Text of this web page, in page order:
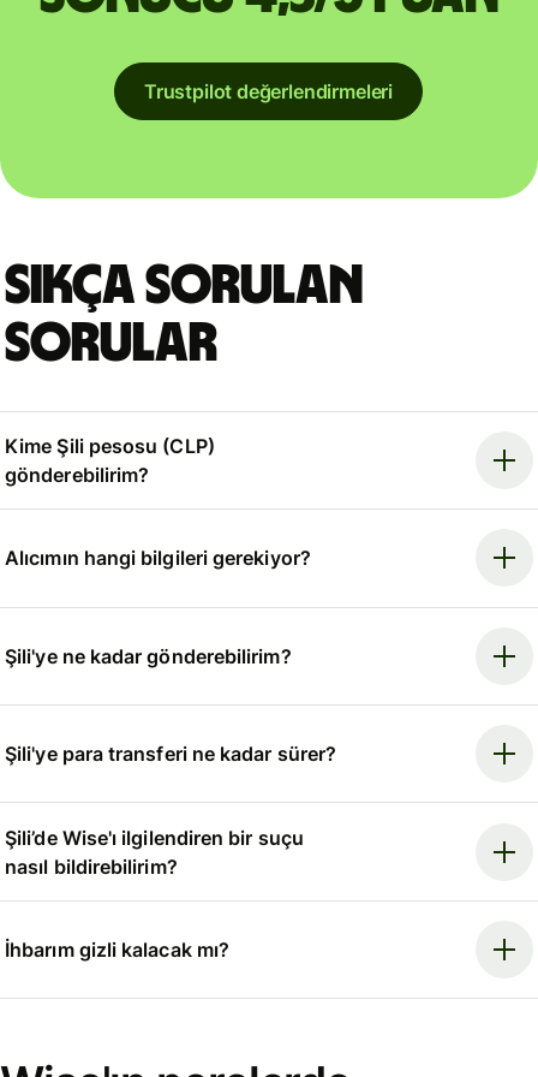
Trustpilot değerlendirmeleri
Sıkça sorulan
sorular
Kime Şili pesosu (CLP)
gönderebilirim?
Alıcımın hangi bilgileri gerekiyor?
Şili'ye ne kadar gönderebilirim?
Şili'ye para transferi ne kadar sürer?
Şili’de Wise'ı ilgilendiren bir suçu
nasıl bildirebilirim?
İhbarım gizli kalacak mı?